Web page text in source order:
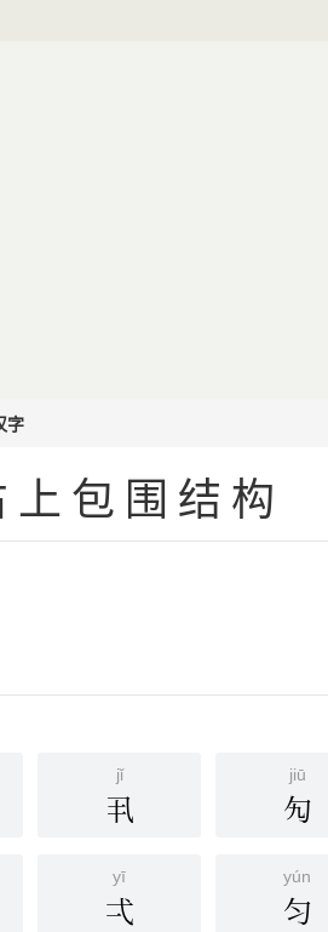
字
上包围结构
jǐ
丮
jiū
勼
yī
弌
yún
匀